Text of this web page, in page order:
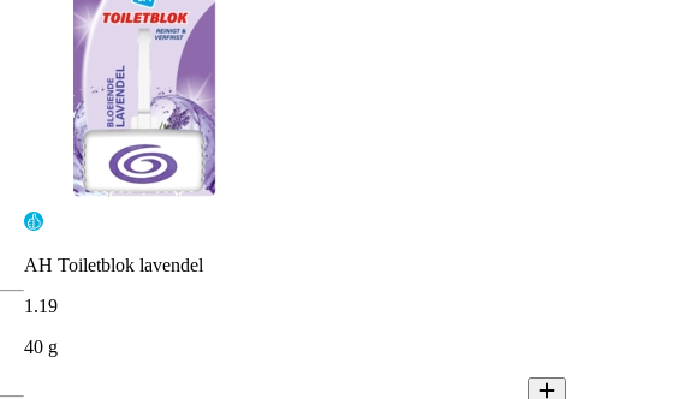
AH Toiletblok lavendel
1 .19
40 g